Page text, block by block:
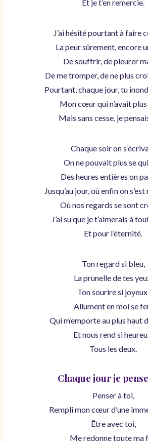
Et je t’en remercie.
J’ai hésité pourtant à faire
La peur sûrement, encore
De souffrir, de pleurer
De me tromper, de ne plus
Pourtant, chaque jour, tu
Mon cœur qui n’avait plus
Mais sans cesse, je
Chaque soir on
On ne pouvait plus se
Des heures entières on
Jusqu’au jour, où enfin on
Où nos regards se sont
J’ai su que je t’aimerais à
Et pour l’éternité.
Ton regard si bleu,
La prunelle de tes
Ton sourire si joyeux,
Allument en moi se
Qui m’emporte au plus haut
Et nous rend si
Tous les deux.
Chaque jour je
Penser à toi,
Rempli mon cœur d’une
Être avec toi,
Me redonne toute ma